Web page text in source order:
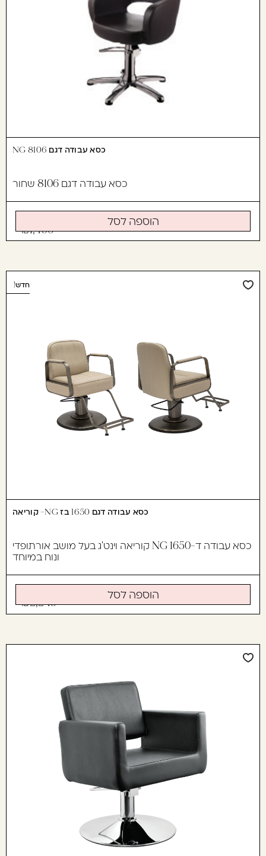
כסא עבודה דגם 8106 NG
כסא עבודה דגם 8106 שחור
1,490
הוספה לסל
חדש!
כסא עבודה דגם 1650 בז NG- קוריאה
כסא עבודה ד-1650 NG קוריאה וינט'ג בעל מושב אורתופדי
ונוח במיוחד
2,245
הוספה לסל